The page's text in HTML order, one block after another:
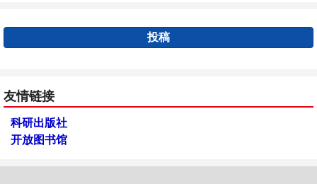
投稿
友情链接
科研出版社
开放图书馆